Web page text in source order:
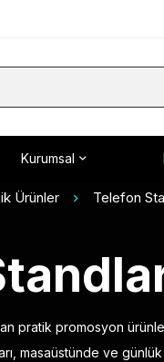
Kurumsal
Ürünler Telefon
pratik promosyon
masaüstünde ve günlük